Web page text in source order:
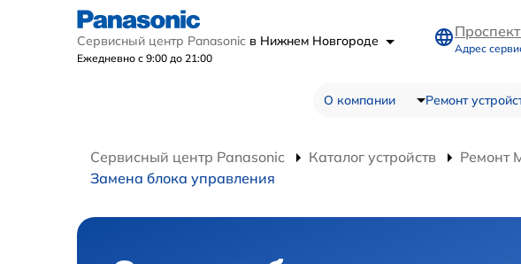
Сервисный центр Panasonic в Нижнем Новгороде
Ежедневно с 9:00 до 21:00
Адрес
О компании Ремонт
Сервисный центр Panasonic Каталог устройств Ремонт
Замена блока управления